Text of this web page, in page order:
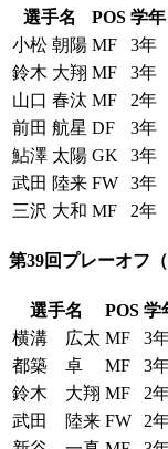
選手名 POS 学年
小松 朝陽 MF 3年
鈴木 大翔 MF 3年
山口 春汰 MF 2年
前田 航星 DF 3年
鮎澤 太陽 GK 3年
武田 陸来 FW 3年
三沢 大和 MF 2年
第39回プレーオフ
選手名 POS 学
横溝 広太 MF 3
都築 卓
MF 3
鈴木 大翔 MF 2
武田 陸来 FW 2